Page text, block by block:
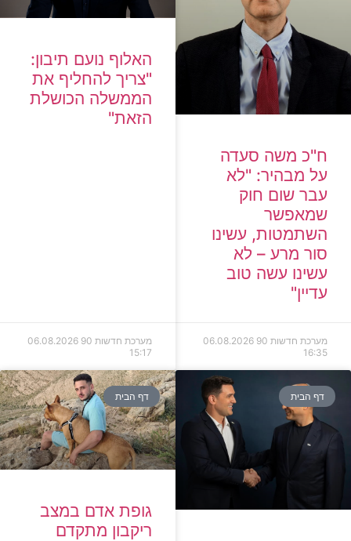
ח"כ משה סעדה
על מבהיר: "לא
עבר שום חוק
שמאפשר
השתמטות, עשינו
סור מרע – לא
עשינו עשה טוב
עדיין"
מערכת חדשות 90
06.08.2026
16:35
האלוף נועם תיבון:
"צריך להחליף את
הממשלה הכושלת
הזאת"
מערכת חדשות 90
06.08.2026
15:17
דף הבית דף הבית
גופת אדם במצב
ריקבון מתקדם